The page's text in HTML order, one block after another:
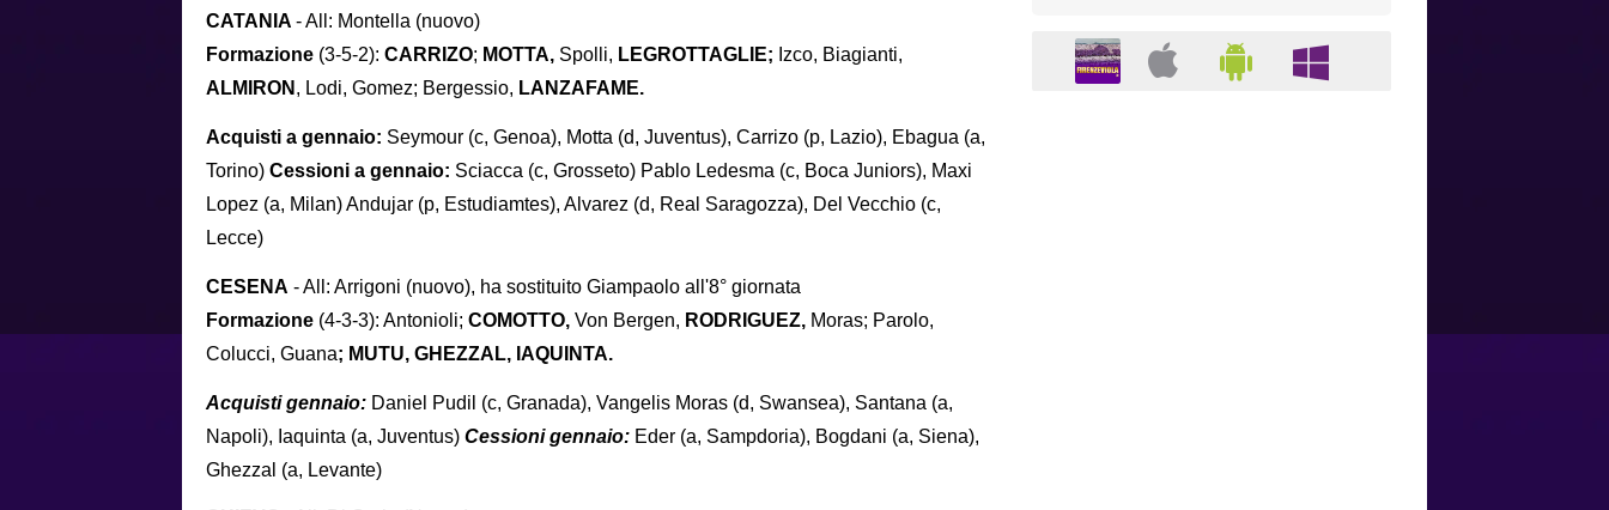
CATANIA - All: Montella (nuovo)
Formazione (3-5-2): CARRIZO; MOTTA, Spolli, LEGROTTAGLIE; Izco, Biagianti,
ALMIRON , Lodi, Gomez; Bergessio, LANZAFAME.
Acquisti a gennaio: Seymour (c, Genoa), Motta (d, Juventus), Carrizo (p, Lazio), Ebagua (a,
Torino) Cessioni a gennaio: Sciacca (c, Grosseto) Pablo Ledesma (c, Boca Juniors), Maxi
Lopez (a, Milan) Andujar (p, Estudiamtes), Alvarez (d, Real Saragozza), Del Vecchio (c,
Lecce)
CESENA - All: Arrigoni (nuovo), ha sostituito Giampaolo all'8° giornata
Formazione (4-3-3): Antonioli; COMOTTO, Von Bergen, RODRIGUEZ, Moras; Parolo,
Colucci, Guana; MUTU, GHEZZAL, IAQUINTA.
Acquisti gennaio: Daniel Pudil (c, Granada), Vangelis Moras (d, Swansea), Santana (a,
Napoli), Iaquinta (a, Juventus) Cessioni gennaio: Eder (a, Sampdoria), Bogdani (a, Siena),
Ghezzal (a, Levante)